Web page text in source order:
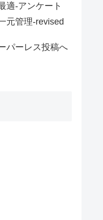
適-アンケート
元管理-revised
パーレス投稿へ